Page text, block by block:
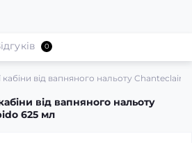
від вапняного нальоту Chanteclair
від вапняного нальоту
625 мл
0